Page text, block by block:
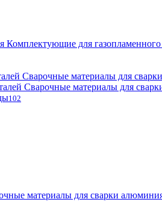
Комплектующие для газопламенного
Сварочные материалы для
Сварочные материалы для
102
материалы для сварки